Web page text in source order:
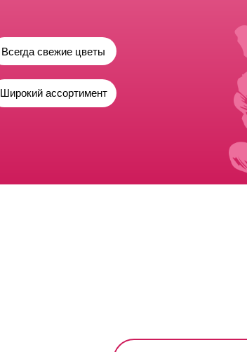
Всегда свежие цветы
Широкий ассортимент